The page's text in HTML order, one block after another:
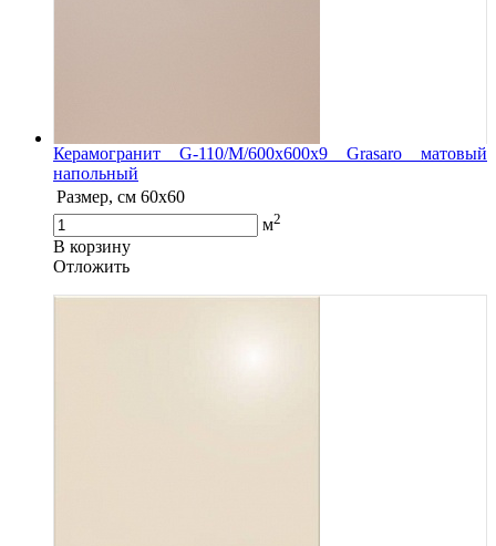
Керамогранит G-110/M/600x600x9 Grasaro матовый
напольный
Размер, см 60х60
м2
В корзину
Oтложить